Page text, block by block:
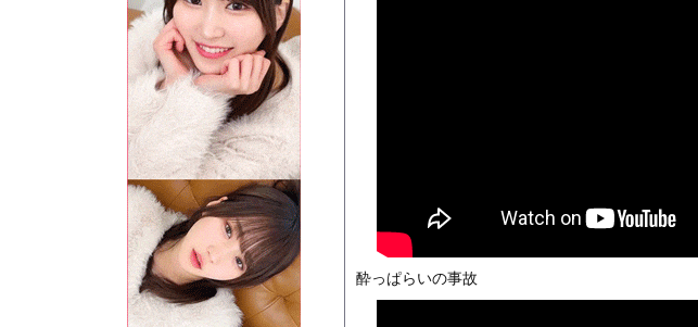
酔っぱらいの事故